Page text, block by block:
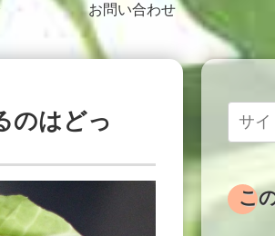
お問い合わせ
のはどっ
こ